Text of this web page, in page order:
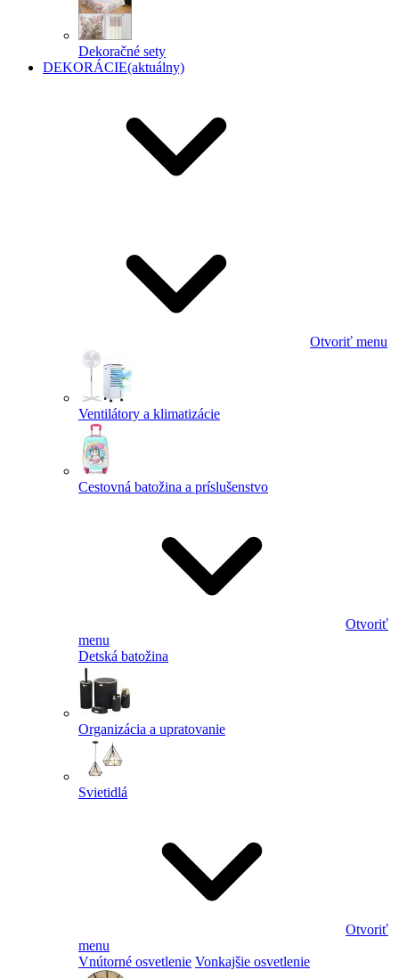
Dekoračné sety
DEKORÁCIE(aktuálny)
Otvoriť menu
Ventilátory a klimatizácie
Cestovná batožina a príslušenstvo
Otvoriť
menu
Detská batožina
Organizácia a upratovanie
Svietidlá
Otvoriť
menu
Vnútorné osvetlenie Vonkajšie osvetlenie